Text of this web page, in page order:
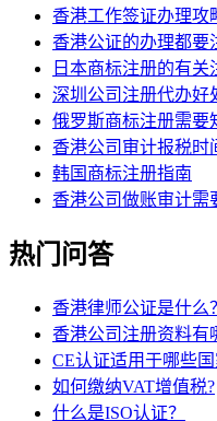
香港工作签证办理攻
香港公证的办理都要
日本商标注册的有关
深圳公司注册代办好
俄罗斯商标注册需要
香港公司审计报税时
韩国商标注册指南
香港公司做账审计需
热门问答
香港律师公证是什么？
香港公司注册资料有
CE认证适用于哪些国
如何缴纳VAT增值税?
什么是ISO认证？